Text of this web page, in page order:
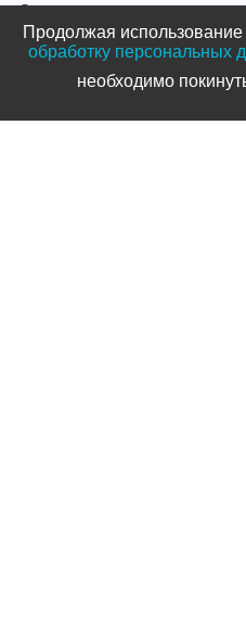
О компании
Оплата и доставка
Новости и акции
Блог
Продолжая
обработку персональных
необходимо